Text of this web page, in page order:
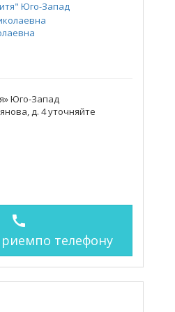
Юго-Запад
д. 4уточняйте
call
по телефону